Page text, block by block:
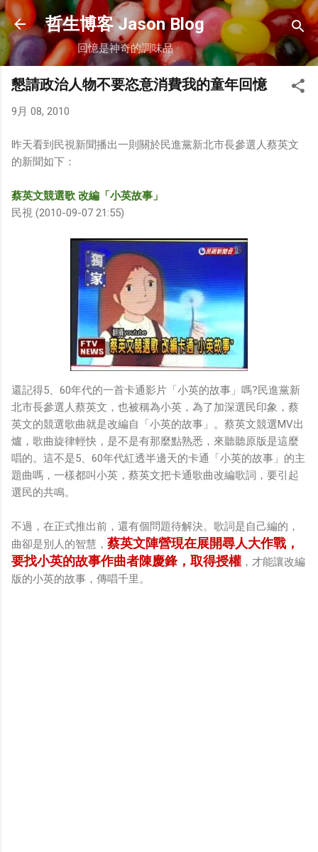
跳到主要內容
哲生博客 Jason Blog
回憶是神奇的調味品
懇請政治人物不要恣意消費我的童年回憶
9月 08, 2010
昨天看到民視新聞播出一則關於民進黨新北市長參選人蔡英文
的新聞如下：
蔡英文競選歌 改編「小英故事」
民視 (2010-09-07 21:55)
還記得5、60年代的一首卡通影片「小英的故事」嗎?民進黨新
北市長參選人蔡英文，也被稱為小英，為了加深選民印象，蔡
英文的競選歌曲就是改編自「小英的故事」。蔡英文競選MV出
爐，歌曲旋律輕快，是不是有那麼點熟悉，來聽聽原版是這麼
唱的。這不是5、60年代紅透半邊天的卡通「小英的故事」的主
題曲嗎，一樣都叫小英，蔡英文把卡通歌曲改編歌詞，要引起
選民的共鳴。
不過，在正式推出前，還有個問題待解決。歌詞是自己編的，
曲卻是別人的智慧， 蔡英文陣營現在展開尋人大作戰，
要找小英的故事作曲者陳慶鋒，取得授權 ，才能讓改編
版的小英的故事，傳唱千里。